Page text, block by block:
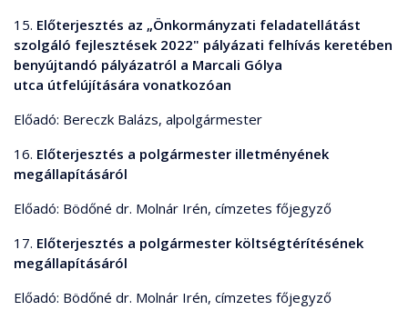
15. Előterjesztés az „Önkormányzati feladatellátást
szolgáló fejlesztések 2022" pályázati felhívás keretében
benyújtandó pályázatról a Marcali Gólya
utca útfelújítására vonatkozóan
Előadó: Bereczk Balázs, alpolgármester
16. Előterjesztés a polgármester illetményének
megállapításáról
Előadó: Bödőné dr. Molnár Irén, címzetes főjegyző
17. Előterjesztés a polgármester költségtérítésének
megállapításáról
Előadó: Bödőné dr. Molnár Irén, címzetes főjegyző